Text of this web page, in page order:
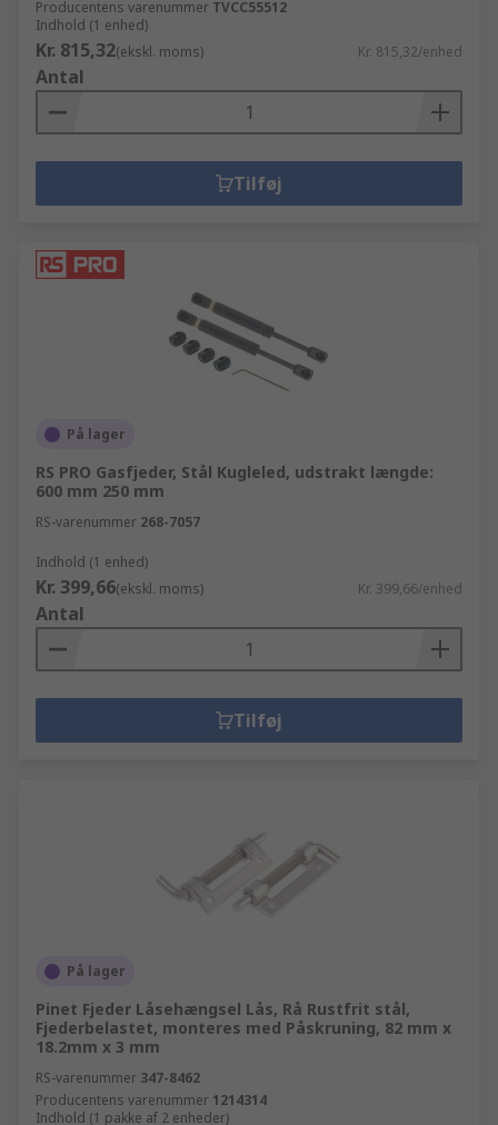
Producentens varenummer TVCC55512
Indhold (1 enhed)
Kr. 815,32(ekskl. moms) Kr. 815,32/enhed
Antal
Tilføj
På lager
RS PRO Gasfjeder, Stål Kugleled, udstrakt længde:
600 mm 250 mm
RS-varenummer 268-7057
Indhold (1 enhed)
Kr. 399,66(ekskl. moms) Kr. 399,66/enhed
Antal
Tilføj
På lager
Pinet Fjeder Låsehængsel Lås, Rå Rustfrit stål,
Fjederbelastet, monteres med Påskruning, 82 mm x
18.2mm x 3 mm
RS-varenummer 347-8462
Producentens varenummer 1214314
Indhold (1 pakke af 2 enheder)